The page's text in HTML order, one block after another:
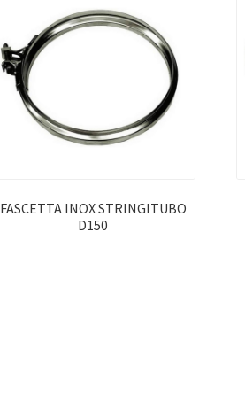
FASCETTA INOX STRINGITUBO
D150